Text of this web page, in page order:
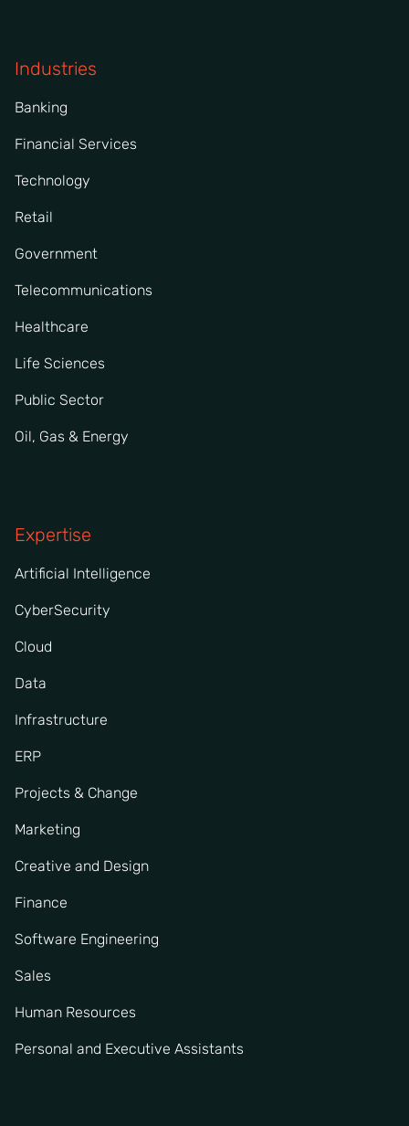
Industries
Banking
Financial Services
Technology
Retail
Government
Telecommunications
Healthcare
Life Sciences
Public Sector
Oil, Gas & Energy
Expertise
Artificial Intelligence
CyberSecurity
Cloud
Data
Infrastructure
ERP
Projects & Change
Marketing
Creative and Design
Finance
Software Engineering
Sales
Human Resources
Personal and Executive Assistants